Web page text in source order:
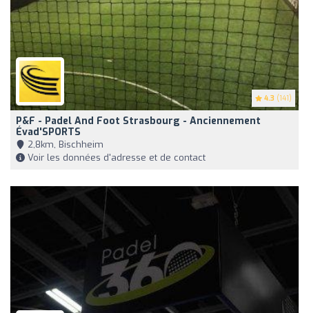
4.3 (141)
P&F - Padel And Foot Strasbourg - Anciennement
Évad'SPORTS
2,8km, Bischheim
Voir les données d'adresse et de contact